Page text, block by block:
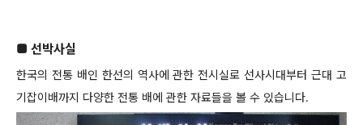
■ 선박사실
한국의 전통 배인 한선의 역사에 관한 전시실로 선사시대부터 근대 고
기잡이배까지 다양한 전통 배에 관한 자료들을 볼 수 있습니다.